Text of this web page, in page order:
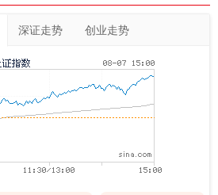
深证走势 创业走势